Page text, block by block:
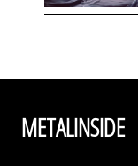
METALINSIDE